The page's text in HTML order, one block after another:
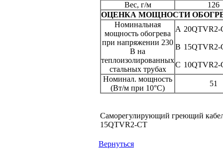
Вес, г/м
126
ОЦЕНКА МОЩНОСТИ
Номинальная
мощность обогрева
при напряжении 230
В на
теплоизолированных
стальных трубах
A
B
C
20QTVR2-
15QTVR2-
10QTVR2-
Номинал. мощность
(Вт/м при 10°C)
51
Саморегулирующий греющий
15QTVR2-CT
Вернуться